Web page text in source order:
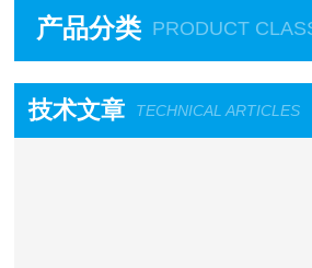
产品分类 PRODUCT
技术文章 TECHNICAL ARTICLES